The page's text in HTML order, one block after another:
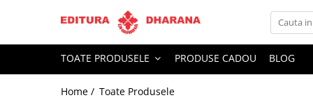
Toate Produsele
CARTI EDITURA DHARANA
OFERTE LA PACHET
TOATE PRODUSELE PRODUSE CADOU BLOG
Home / Toate Produsele